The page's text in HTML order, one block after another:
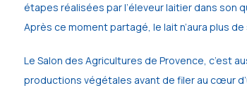
étapes réalisées par l’éleveur laitier dans son
Après ce moment partagé, le lait n’aura plus
Le Salon des Agricultures de Provence, c’est
productions végétales avant de filer au cœur